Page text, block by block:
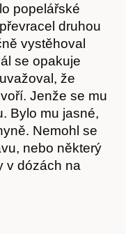
popelářské
druhou
vystěhoval
se opakuje
že
Jenže se mu
Bylo mu jasné,
Nemohl se
nebo některý
v dózách na